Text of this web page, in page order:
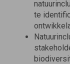
te